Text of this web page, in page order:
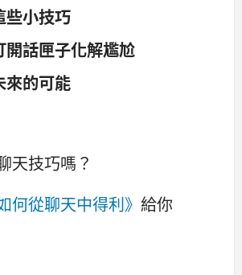
些小技巧
開話匣子化解尷尬
來的可能
天技巧嗎？
何從聊天中得利》 給你